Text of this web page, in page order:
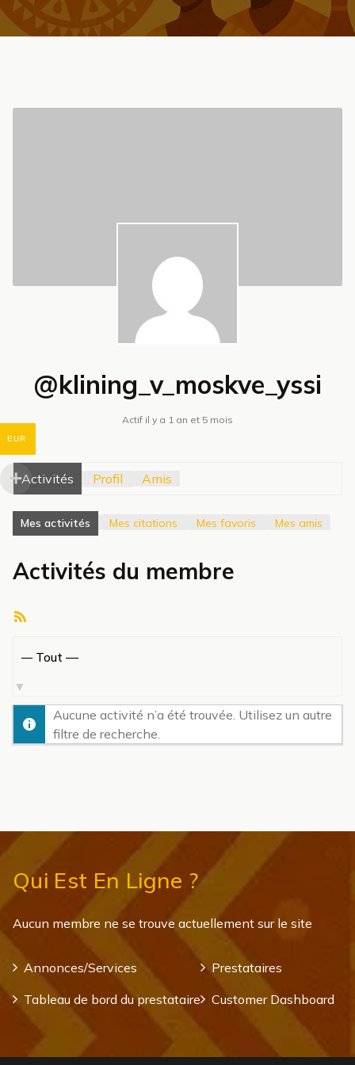
@klining_v_moskve_yssi
Actif il y a 1 an et 5 mois
Activités Profil Amis
Mes activités Mes citations Mes favoris Mes amis
Activités du membre
par
activité:
Aucune activité n’a été trouvée. Utilisez un autre
filtre de recherche.
Qui Est En Ligne ?
Aucun membre ne se trouve actuellement sur le site
Annonces/Services
Prestataires
Tableau de bord du prestataire
Customer Dashboard
EUR